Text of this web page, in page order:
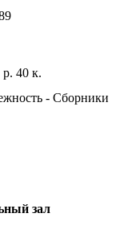
40 к.
- Сборники
зал